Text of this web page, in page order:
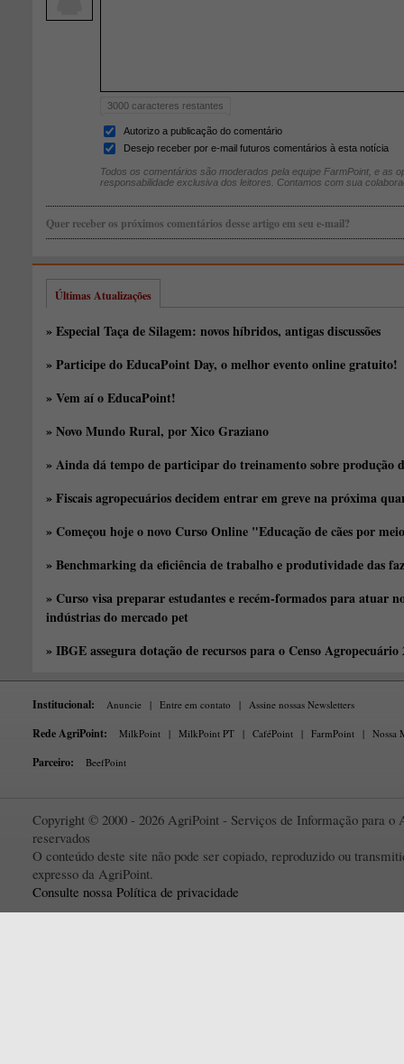
3000 caracteres restantes
Autorizo a publicação do comentário
Desejo receber por e-mail futuros comentários à esta notícia
Todos os comentários são moderados pela equipe FarmPoint, e as
responsabilidade exclusiva dos leitores. Contamos com sua
Quer receber os próximos comentários desse artigo em seu e-mail?
Últimas Atualizações
» Especial Taça de Silagem: novos híbridos, antigas discussões
» Participe do EducaPoint Day, o melhor evento online gratuito!
» Vem aí o EducaPoint!
» Novo Mundo Rural, por Xico Graziano
» Ainda dá tempo de participar do treinamento sobre produção
» Fiscais agropecuários decidem entrar em greve na próxima
» Começou hoje o novo Curso Online "Educação de cães por
» Benchmarking da eficiência de trabalho e produtividade das
» Curso visa preparar estudantes e recém-formados para atuar
indústrias do mercado pet
» IBGE assegura dotação de recursos para o Censo Agropecuário
Institucional: Anuncie | Entre em contato | Assine nossas Newsletters
Rede AgriPoint: MilkPoint | MilkPoint PT | CaféPoint | FarmPoint | Nossa
Parceiro: BeefPoint
Copyright © 2000 - 2026 AgriPoint - Serviços de Informação para o
reservados
O conteúdo deste site não pode ser copiado, reproduzido ou
expresso da AgriPoint.
Consulte nossa Política de privacidade